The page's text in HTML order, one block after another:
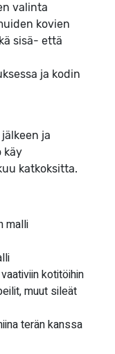
valinta
kovien
sisä- että
ja kodin
ja
käy
katkoksitta.
malli
kotitöihin
muut sileät
terän kanssa